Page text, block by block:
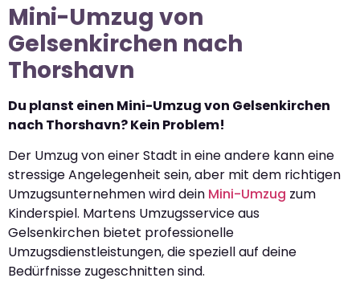
Mini-Umzug von
Gelsenkirchen nach
Thorshavn
Du planst einen Mini-Umzug von Gelsenkirchen
nach Thorshavn? Kein Problem!
Der Umzug von einer Stadt in eine andere kann eine
stressige Angelegenheit sein, aber mit dem richtigen
Umzugsunternehmen wird dein Mini-Umzug zum
Kinderspiel. Martens Umzugsservice aus
Gelsenkirchen bietet professionelle
Umzugsdienstleistungen, die speziell auf deine
Bedürfnisse zugeschnitten sind.